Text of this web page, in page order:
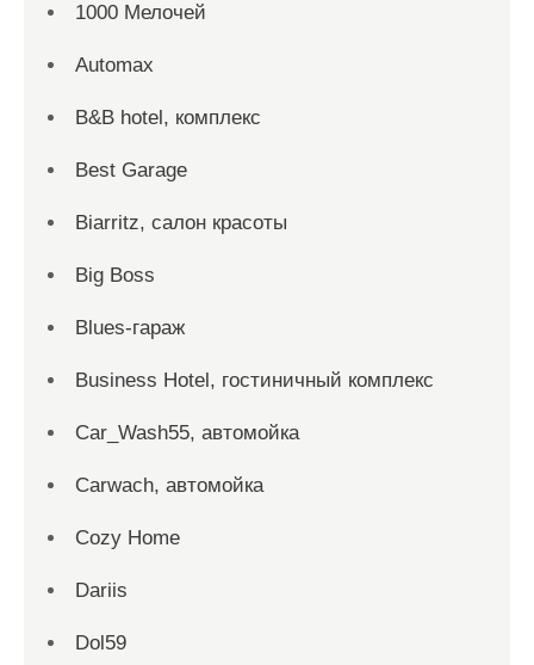
1000 Мелочей
Automax
B&B hotel, комплекс
Best Garage
Biarritz, салон красоты
Big Boss
Blues-гараж
Business Hotel, гостиничный комплекс
Car_Wash55, автомойка
Carwach, автомойка
Cozy Home
Dariis
Dol59